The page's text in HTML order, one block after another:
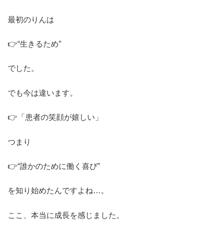
最初のりんは
👉“生きるため”
でした。
でも今は違います。
👉「患者の笑顔が嬉しい」
つまり
👉“誰かのために働く喜び”
を知り始めたんですよね…。
ここ、本当に成長を感じました。